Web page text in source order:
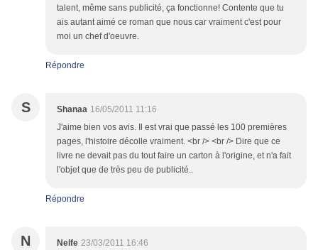
talent, même sans publicité, ça fonctionne! Contente que tu
ais autant aimé ce roman que nous car vraiment c'est pour
moi un chef d'oeuvre.
Répondre
S Shanaa 16/05/2011 11:16
J'aime bien vos avis. Il est vrai que passé les 100 premières
pages, l'histoire décolle vraiment. <br /> <br /> Dire que ce
livre ne devait pas du tout faire un carton à l'origine, et n'a fait
l'objet que de très peu de publicité..
Répondre
N Nelfe 23/03/2011 16:46